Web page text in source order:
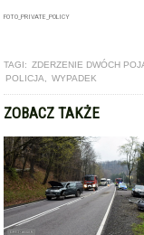
FOTO_PRIVATE_POLICY
TAGI: ZDERZENIE DWÓCH
POLICJA
WYPADEK
ZOBACZ TAKŻE